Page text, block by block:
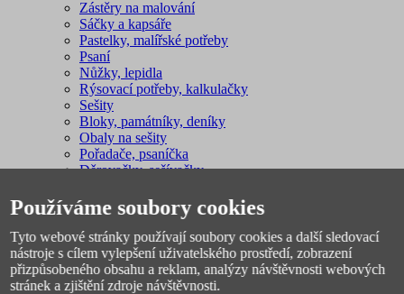
Zástěry na malování
Sáčky a kapsáře
Pastelky, malířské potřeby
Psaní
Nůžky, lepidla
Rýsovací potřeby, kalkulačky
Sešity
Bloky, památníky, deníky
Obaly na sešity
Pořadače, psaníčka
Děrovačky, sešívačky
Pro školy a školky
Školní potřeby levně
Nákupní seznam pro 1. - 3. třídu
Nákupní seznam pro 4. a 5. třídu
Nákupní seznam pro 2. stupeň
Batohy a tašky pro volný čas
Používáme soubory cookies
Tyto webové stránky používají soubory cookies a další sledovací
nástroje s cílem vylepšení uživatelského prostředí, zobrazení
přizpůsobeného obsahu a reklam, analýzy návštěvnosti webových
stránek a zjištění zdroje návštěvnosti.